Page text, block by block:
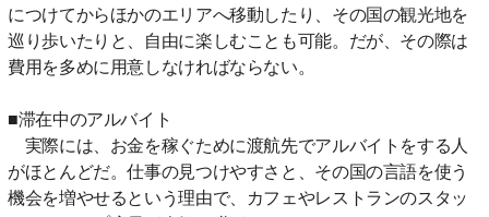
につけてからほかのエリアへ移動したり、その国の観光地を
巡り歩いたりと、自由に楽しむことも可能。だが、その際は
費用を多めに用意しなければならない。
■滞在中のアルバイト
実際には、お金を稼ぐために渡航先でアルバイトをする人
がほとんどだ。仕事の見つけやすさと、その国の言語を使う
機会を増やせるという理由で、カフェやレストランのスタッ